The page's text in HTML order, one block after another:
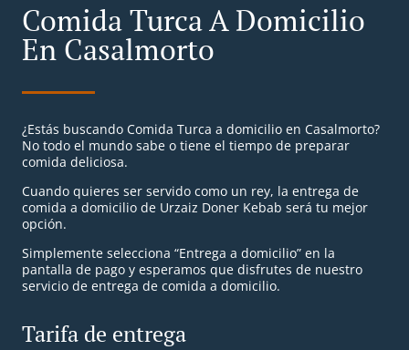
Comida Turca A Domicilio
En Casalmorto
¿Estás buscando Comida Turca a domicilio en Casalmorto?
No todo el mundo sabe o tiene el tiempo de preparar
comida deliciosa.
Cuando quieres ser servido como un rey, la entrega de
comida a domicilio de Urzaiz Doner Kebab será tu mejor
opción.
Simplemente selecciona “Entrega a domicilio” en la
pantalla de pago y esperamos que disfrutes de nuestro
servicio de entrega de comida a domicilio.
Tarifa de entrega